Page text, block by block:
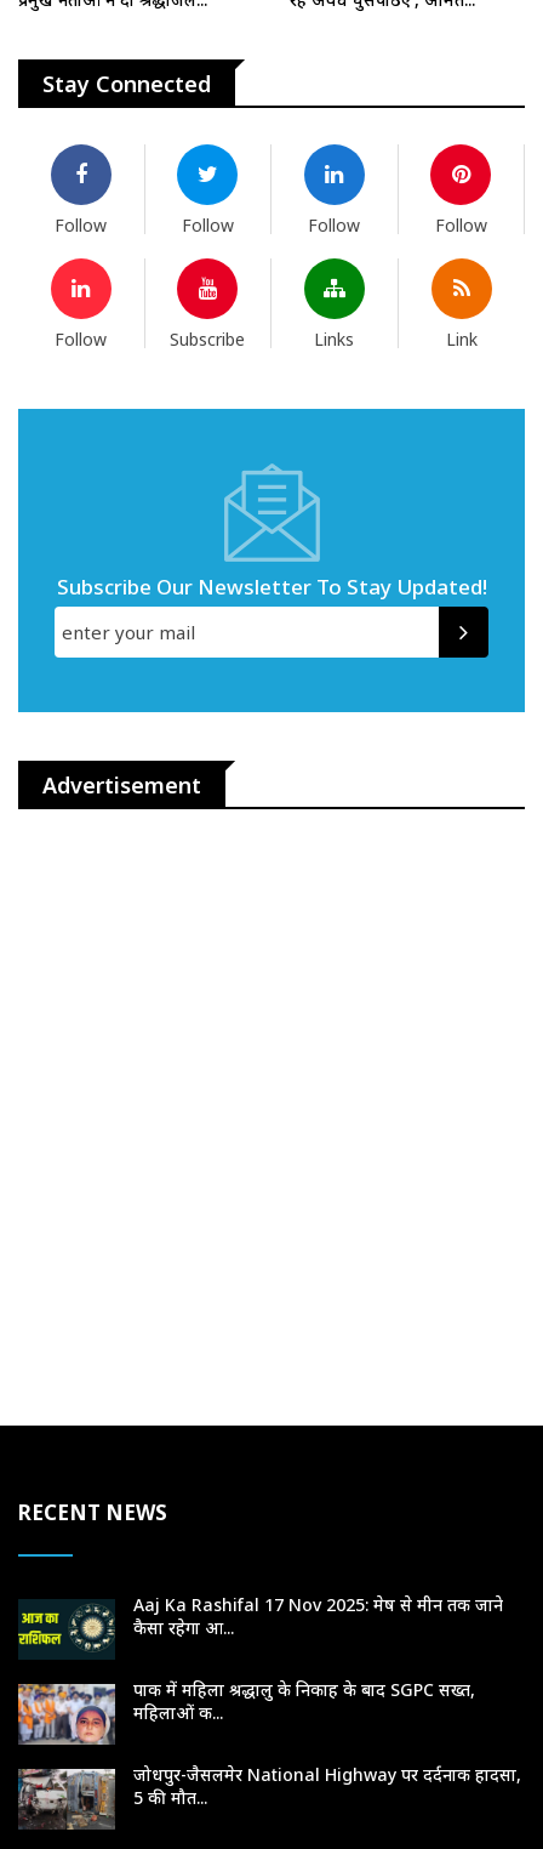
Stay Connected
Follow Follow Follow Follow
Follow Subscribe Links Link
Subscribe Our Newsletter To Stay Updated!
Advertisement
RECENT NEWS
Aaj Ka Rashifal 17 Nov 2025: मेष से मीन तक जाने
कैसा रहेगा आ...
पाक में महिला श्रद्धालु के निकाह के बाद SGPC सख्त,
महिलाओं क...
जोधपुर-जैसलमेर National Highway पर दर्दनाक हादसा,
5 की मौत...